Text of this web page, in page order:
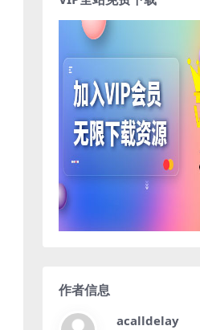
作者信息
acalldelay